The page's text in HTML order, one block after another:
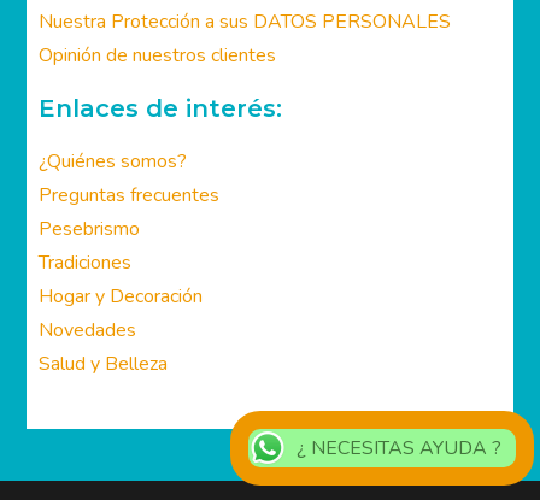
Uso de la página web y Política de Devolución
Nuestra Protección a sus DATOS PERSONALES
¿Quiénes somos?
Preguntas frecuentes
Pesebrismo
Tradiciones
Hogar y Decoración
Novedades
¿ NECESITAS AYUDA ?